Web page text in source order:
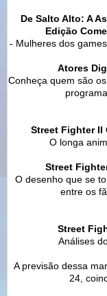
De Salto Alto: A
Edição
- Mulheres dos
Atores
Conheça quem são
Street Fighter II
O longa
Street
O desenho que se
entre os
Street
Análises
A previsão dessa
24,